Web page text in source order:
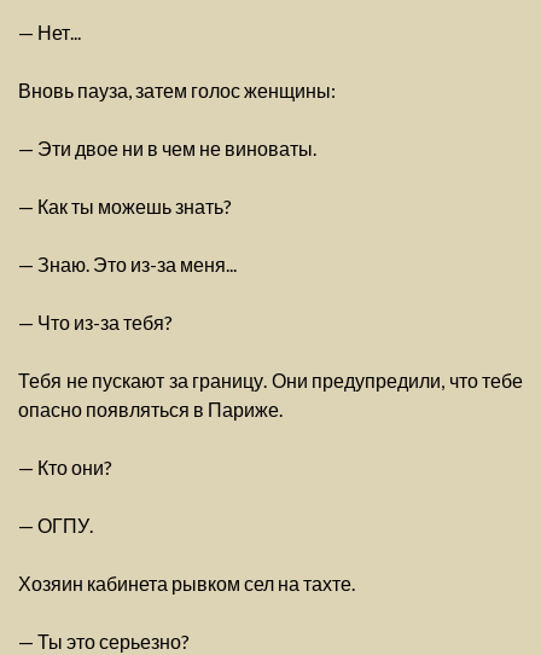
— Нет...
Вновь пауза, затем голос женщины:
— Эти двое ни в чем не виноваты.
— Как ты можешь знать?
— Знаю. Это из-за меня...
— Что из-за тебя?
Тебя не пускают за границу. Они предупредили, что тебе
опасно появляться в Париже.
— Кто они?
— ОГПУ.
Хозяин кабинета рывком сел на тахте.
— Ты это серьезно?